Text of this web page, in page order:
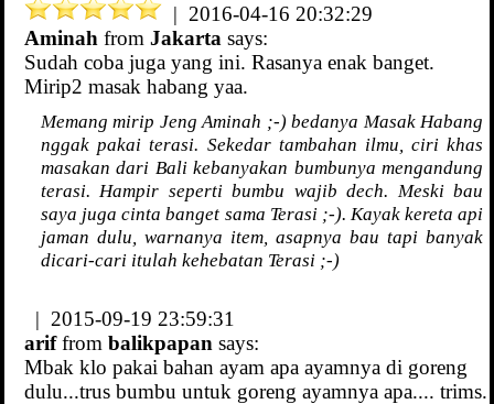
| 2016-04-16 20:32:29
Aminah from Jakarta says:
Sudah coba juga yang ini. Rasanya enak banget.
Mirip2 masak habang yaa.
Memang mirip Jeng Aminah ;-) bedanya Masak Habang
nggak pakai terasi. Sekedar tambahan ilmu, ciri khas
masakan dari Bali kebanyakan bumbunya mengandung
terasi. Hampir seperti bumbu wajib dech. Meski bau
saya juga cinta banget sama Terasi ;-). Kayak kereta api
jaman dulu, warnanya item, asapnya bau tapi banyak
dicari-cari itulah kehebatan Terasi ;-)
| 2015-09-19 23:59:31
ariffrom balikpapan says:
Mbak klo pakai bahan ayam apa ayamnya di goreng
dulu...trus bumbu untuk goreng ayamnya apa.... trims.